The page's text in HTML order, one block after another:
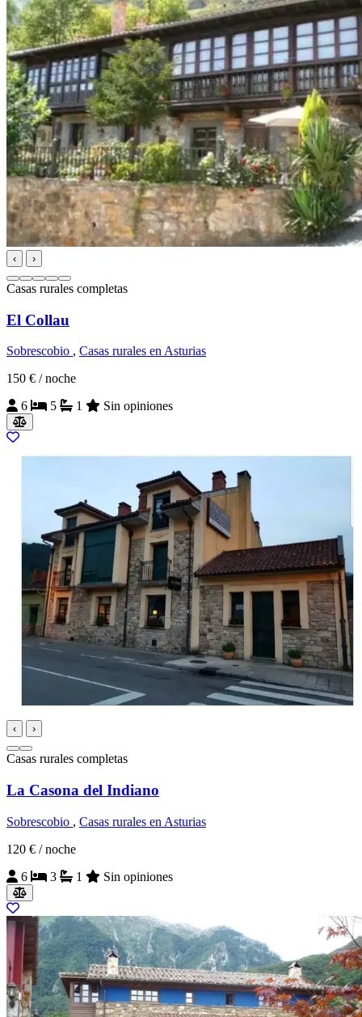
‹ ›
Casas rurales completas
El Collau
Sobrescobio , Casas rurales en Asturias
150 € / noche
6
5 1 Sin opiniones
‹ ›
Casas rurales completas
La Casona del Indiano
Sobrescobio , Casas rurales en Asturias
120 € / noche
6
3 1 Sin opiniones